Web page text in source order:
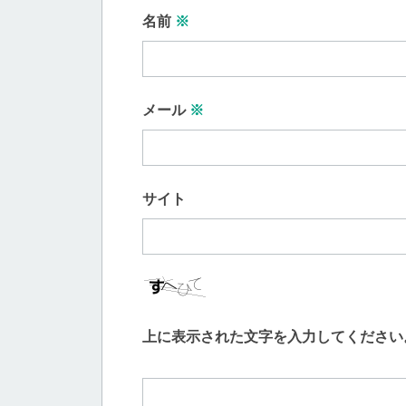
名前 ※
メール ※
サイト
上に表示された文字を入力してくださ